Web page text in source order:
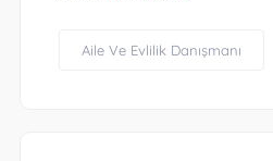
Aile Ve Evlilik Danışmanı